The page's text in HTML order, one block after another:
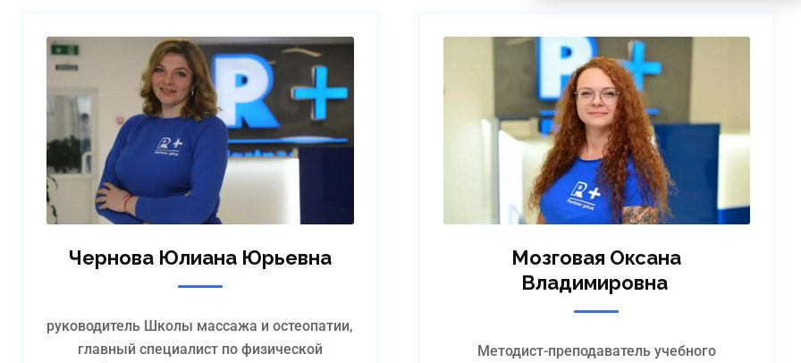
преподаватель, косметолог
Подробнее
Чернова Юлиана Юрьевна
руководитель Школы массажа и остеопатии,
главный специалист по физической
Мозговая Оксана
Владимировна
Методист-преподаватель учебного